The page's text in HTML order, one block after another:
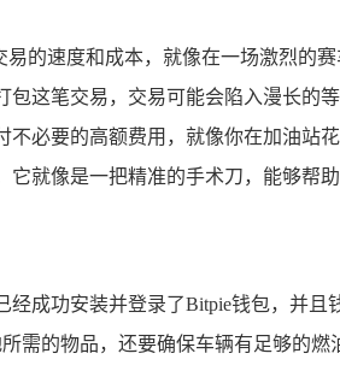
的速度和成本，就像在一场激烈的
这笔交易，交易可能会陷入漫长的
必要的高额费用，就像你在加油
就像是一把精准的手术刀，能够帮
经成功安装并登录了Bitpie钱包，并
需的物品，还要确保车辆有足够的燃